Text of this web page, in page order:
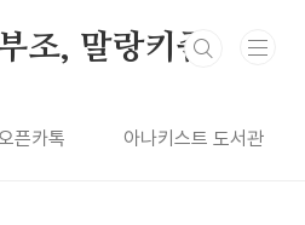
조, 말랑키즘
픈카톡 아나키스트 도서관